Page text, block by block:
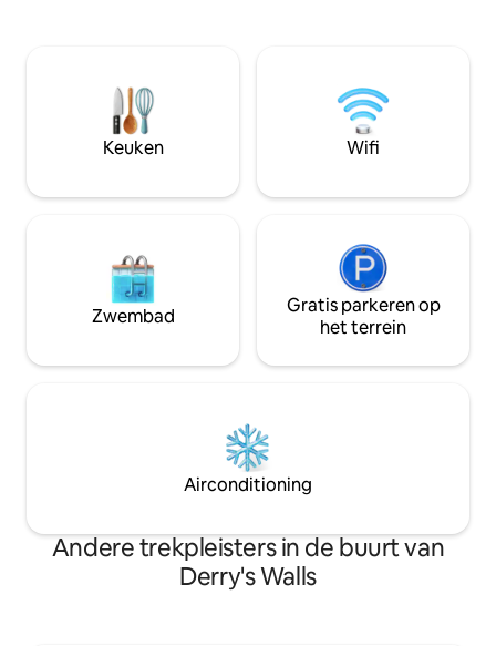
straat. Een korte wandeling over de
Craigavon-brug of The Peace Bridge laat
je achter in het drukke stadscentrum
ingerichte
een flatscreen-tv
douche. Er worden absoluut geen
feestjes
Keuken Wifi
Zwembad
Gratis parkeren op
het terrein
Airconditioning
Andere trekpleisters in de buurt van
Derry's Walls